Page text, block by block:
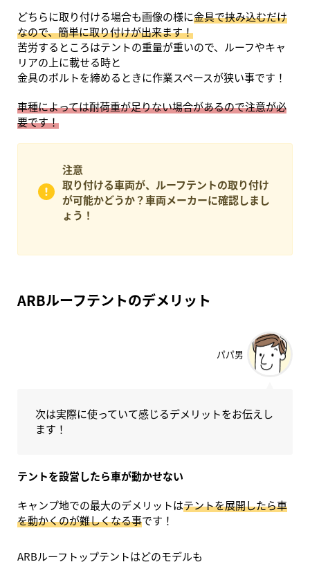
どちらに取り付ける場合も画像の様に金具で挟み込むだけ
なので、簡単に取り付けが出来ます！
苦労するところはテントの重量が重いので、ルーフやキャ
リアの上に載せる時と
金具のボルトを締めるときに作業スペースが狭い事です！
車種によっては耐荷重が足りない場合があるので注意が必
要です！
注意
取り付ける車両が、ルーフテントの取り付け
が可能かどうか？車両メーカーに確認しまし
ょう！
ARBルーフテントのデメリット
パパ男
次は実際に使っていて感じるデメリットをお伝えし
ます！
テントを設営したら車が動かせない
キャンプ地での最大のデメリットはテントを展開したら車
を動かくのが難しくなる事です！
ARBルーフトップテントはどのモデルも